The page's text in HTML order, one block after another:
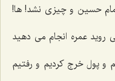
امام حسین و چیزی نشد! ها!
عمره انجام می دهید
و پول خرج کردیم و رفتیم